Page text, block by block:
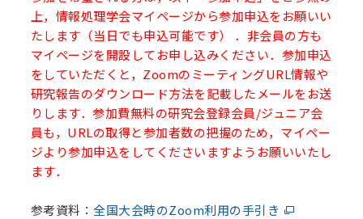
上，情報処理学会マイページから参加申込をお願いい
たします（当日でも申込可能です） ．非会員の方も
マイページを開設してお申し込みください．参加申込
をしていただくと，ZoomのミーティングURL情報や
研究報告のダウンロード方法を記載したメールをお送
りします．参加費無料の研究会登録会員/ジュニア会
員も，URLの取得と参加者数の把握のため，マイペー
ジより参加申込をしてくださいますようお願いいたし
ます．
参考資料：全国大会時のZoom利用の手引き